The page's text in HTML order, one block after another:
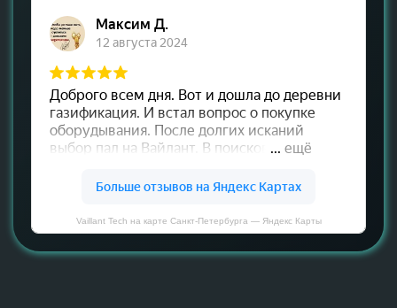
Vaillant Tech на карте Санкт‑Петербурга — Яндекс Карты